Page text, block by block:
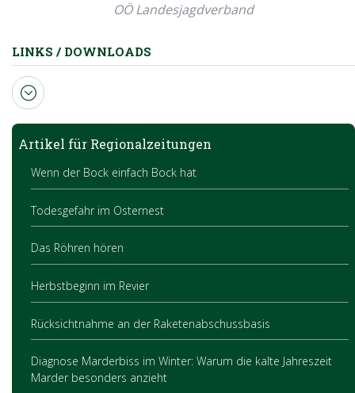
OÖ Landesjagdverband
LINKS / DOWNLOADS
Artikel für Regionalzeitungen
Wenn der Bock einfach Bock hat
Todesgefahr im Osternest
Das Röhren hören
Herbstbeginn im Revier
Rücksichtnahme an der Raketenabschussbasis
Diagnose Marderbiss im Winter: Warum die kalte Jahreszeit
Marder besonders anzieht